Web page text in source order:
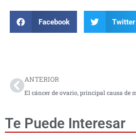
Facebook Twitter
ANTERIOR
Te Puede Interesar